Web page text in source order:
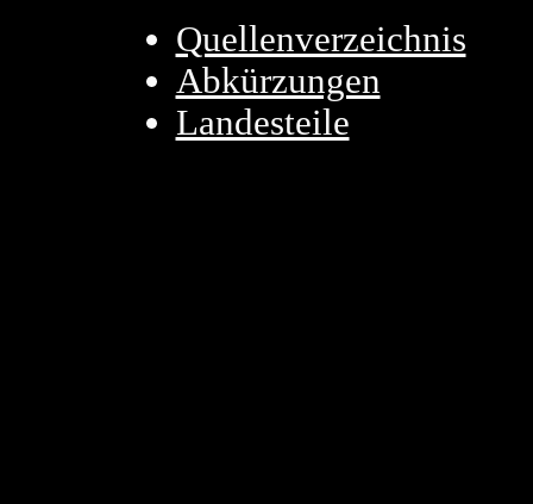
Quellenverzeichnis
Abkürzungen
Landesteile